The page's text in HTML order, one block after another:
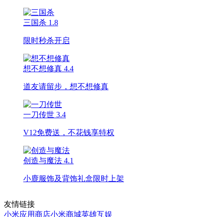
三国杀 1.8
限时秒杀开启
想不想修真 4.4
道友请留步，想不想修真
一刀传世 3.4
V12免费送，不花钱享特权
创造与魔法 4.1
小鹿服饰及背饰礼盒限时上架
友情链接
小米应用商店小米商城英雄互娱